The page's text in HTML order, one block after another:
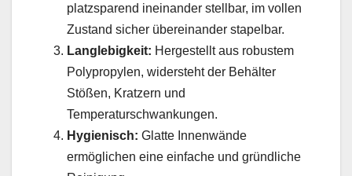
platzsparend ineinander stellbar, im vollen
Zustand sicher übereinander stapelbar.
Langlebigkeit: Hergestellt aus robustem
Polypropylen, widersteht der Behälter
Stößen, Kratzern und
Temperaturschwankungen.
Hygienisch: Glatte Innenwände
ermöglichen eine einfache und gründliche